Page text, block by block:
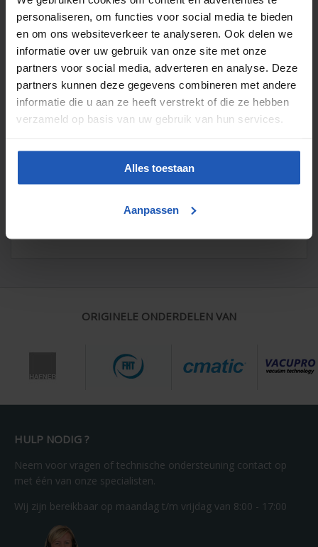
personaliseren, om functies voor social media te bieden
en om ons websiteverkeer te analyseren. Ook delen we
informatie over uw gebruik van onze site met onze
partners voor social media, adverteren en analyse. Deze
partners kunnen deze gegevens combineren met andere
informatie die u aan ze heeft verstrekt of die ze hebben
verzameld op basis van uw gebruik van hun services.
Alles toestaan
Aanpassen
TECHNISCHE GEGEVENS
Buis diameter 150 mm
Buis diameter (1) 25 mm
25 MM
ORIGINELE ONDERDELEN VAN
HULP NODIG ?
Neem voor vragen of technische ondersteuning contact op
met één van onze specialisten.
Wij zijn bereikbaar op maandag t/m vrijdag van 8:00 - 17:00